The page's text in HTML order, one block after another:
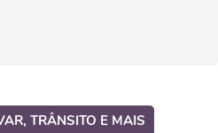
TRÂNSITO E MAIS